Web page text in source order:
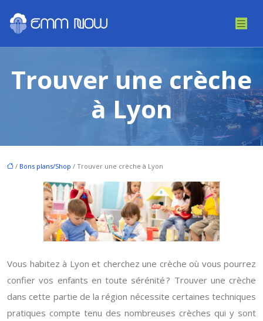
Trouver une crèche
à Lyon
/ Bons plans/Shop / Trouver une crèche à Lyon
Vous habitez à Lyon et cherchez une crèche où vous pourrez
confier vos enfants en toute sérénité ? Trouver une crèche
dans cette partie de la région nécessite certaines techniques
pratiques compte tenu des nombreuses crèches qui y sont